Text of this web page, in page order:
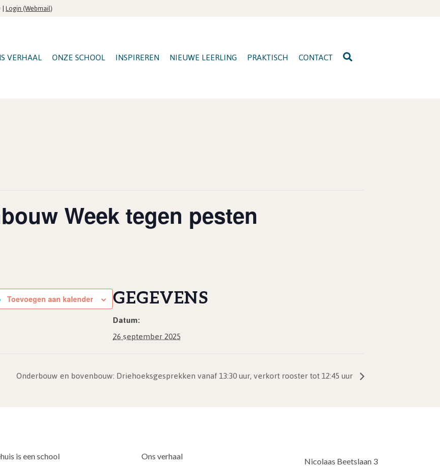
|Login (Webmail)
VERHAAL ONZE SCHOOL INSPIREREN NIEUWE LEERLING PRAKTISCH CONTACT
Week tegen pesten
Toevoegen aan kalender GEGEVENS
Datum:
26 september 2025
Onderbouw en bovenbouw: Driehoeksgesprekken vanaf 13:30 uur, verkort rooster tot 12:45 uur
is een school
Ons verhaal
Nicolaas Beetslaan 3